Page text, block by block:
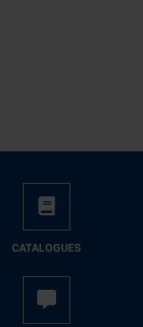
CATALOGUES